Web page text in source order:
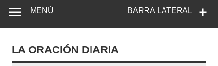
BARRA LATERAL
MENÚ
LA ORACIÓN DIARIA